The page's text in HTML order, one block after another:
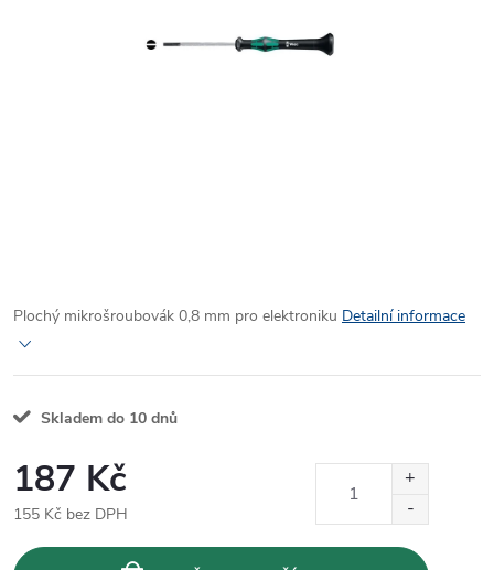
Plochý mikrošroubovák 0,8 mm pro elektroniku Detailní informace
Skladem do 10 dnů
187 Kč
155 Kč bez DPH
cena: